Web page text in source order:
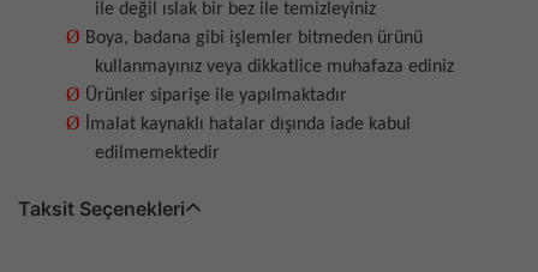
ile değil ıslak bir bez ile temizleyiniz
Ø Boya, badana gibi işlemler bitmeden ürünü
kullanmayınız veya dikkatlice muhafaza ediniz
Ø Ürünler siparişe ile yapılmaktadır
Ø
İmalat kaynaklı hatalar dışında iade kabul
edilmemektedir
Taksit Seçenekleri